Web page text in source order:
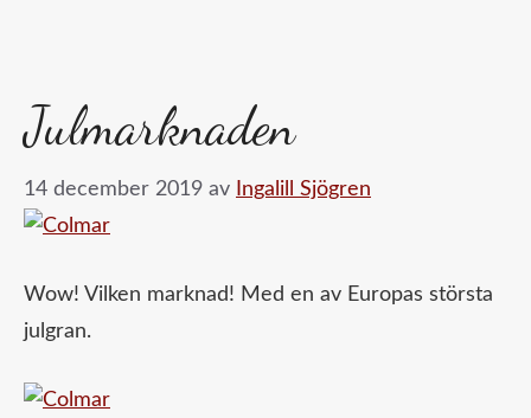
Julmarknaden
14 december 2019 av Ingalill Sjögren
Wow! Vilken marknad! Med en av Europas största
julgran.